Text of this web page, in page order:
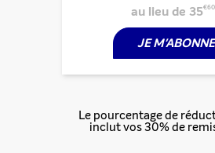
au lieu de 35€60
JE M'ABONNE
Le pourcentage de
inclut vos 30% de
Partager cette